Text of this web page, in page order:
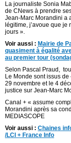
La journaliste Sonia
de CNews à prendre
Jean-Marc Morandini a
légitime, j’avoue que je
jours ».
Voir aussi : Mairie de
quasiment à égalité
au premier tour
Selon Pascal Praud,
Le Monde sont issus
29 novembre et le 4
justice sur Jean-Marc
Canal + « assume
Morandini après sa
MEDIASCOPE
Voir aussi : Chaines
/LCI + France Info